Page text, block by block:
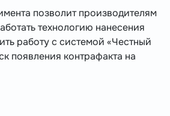
позволит производителям
технологию нанесения
работу с системой «Честный
появления контрафакта на